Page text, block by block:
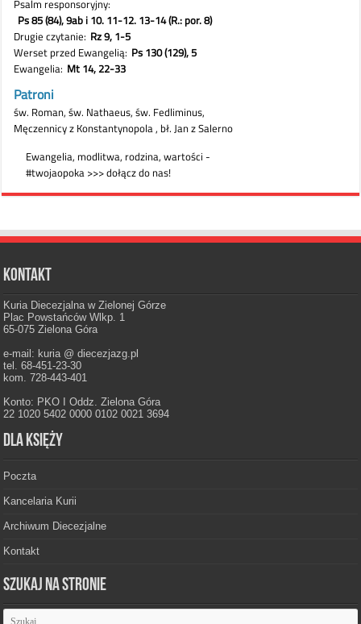
Kontakt
Kuria Diecezjalna w Zielonej Górze
Plac Powstańców Wlkp. 1
65-075 Zielona Góra
e-mail: kuria @ diecezjazg.pl
tel. 68-451-23-30
kom. 728-443-401
Konto: PKO I Oddz. Zielona Góra
22 1020 5402 0000 0102 0021 3694
Dla księży
Poczta
Kancelaria Kurii
Archiwum Diecezjalne
Kontakt
Szukaj na stronie